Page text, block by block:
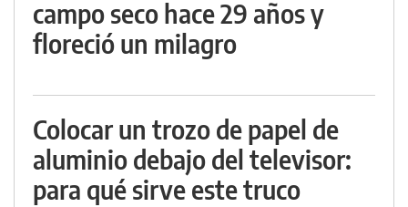
campo seco hace 29 años y
floreció un milagro
Colocar un trozo de papel de
aluminio debajo del televisor:
para qué sirve este truco